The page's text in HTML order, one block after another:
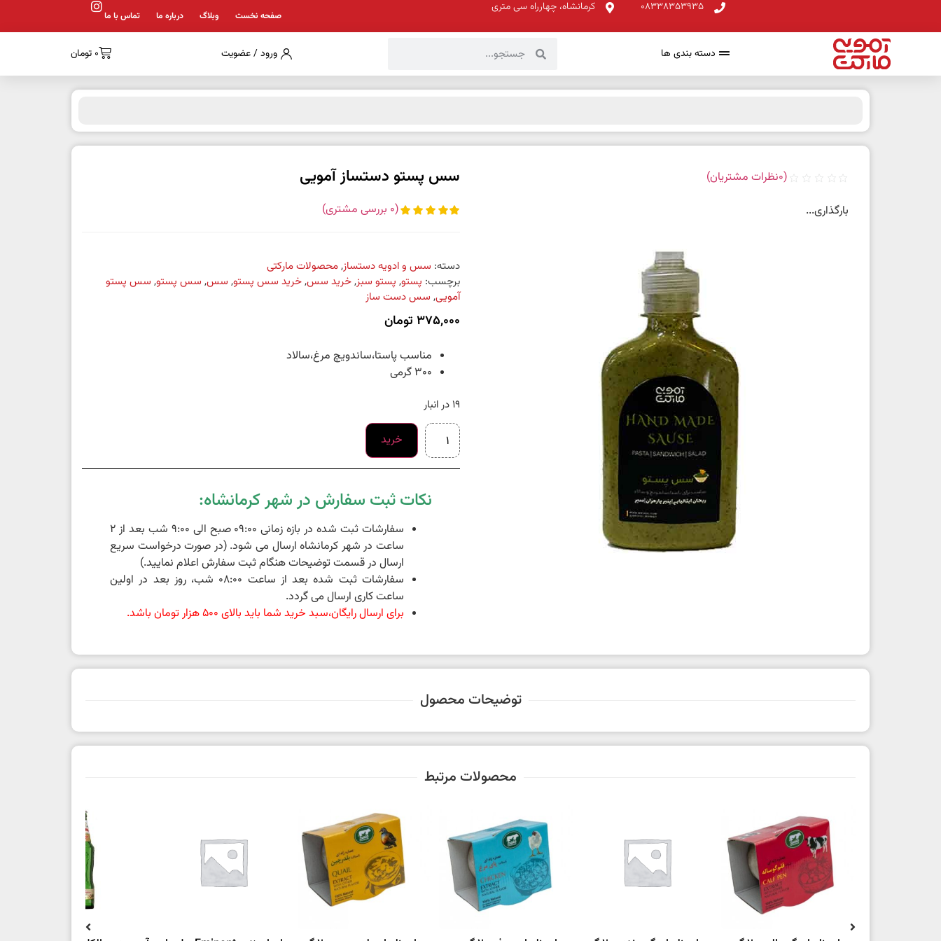
08338353935 کرمانشاه، چهارراه سی متری
صفحه نخست وبلاگ درباره ما تماس با ما
دسته بندی ها ورود / عضویت 0 تومان
(
0نظرات مشتریان)
بارگذاری...
سس پستو دستساز آمویی
(
0 بررسی مشتری)
دسته: سس و ادویه دستساز,محصولات مارکتی
برچسب: پستو, پستو سبز,خرید سس,خرید سس پستو, سس, سس پستو, سس پستو
آمویی, سس دست ساز
375,000 تومان
مناسب پاستا،ساندویچ مرغ،سالاد
300 گرمی
19 در انبار
خرید
نکات ثبت سفارش در شهر کرمانشاه:
سفارشات ثبت شده در بازه زمانی 09:00 صبح الی 9:00 شب بعد از 2
ساعت در شهر کرمانشاه ارسال می شود. (در صورت درخواست سریع
ارسال در قسمت توضیحات هنگام ثبت سفارش اعلام نمایید.)
سفارشات ثبت شده بعد از ساعت 08:00 شب، روز بعد در اولین
ساعت کاری ارسال می گردد.
برای ارسال رایگان،سبد خرید شما باید بالای 500 هزار تومان باشد.
توضیحات محصول
محصولات مرتبط